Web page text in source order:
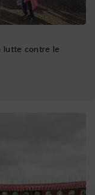
lutte contre le